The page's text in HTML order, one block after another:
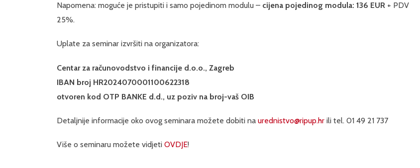
Napomena: moguće je pristupiti i samo pojedinom modulu – cijena pojedinog modula: 136 EUR + PDV
25%.
Uplate za seminar izvršiti na organizatora:
Centar za računovodstvo i financije d.o.o., Zagreb
IBAN broj HR2024070001100622318
otvoren kod OTP BANKE d.d., uz poziv na broj-vaš OIB
Detaljnije informacije oko ovog seminara možete dobiti na urednistvo@ripup.hr ili tel. 01 49 21 737
Više o seminaru možete vidjeti OVDJE!